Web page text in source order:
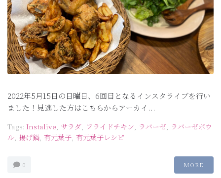
2022年5月15日の日曜日、6回目となるインスタライブを行い
ました！見逃した方はこちらからアーカイ...
Tags: Instalive, サラダ, フライドチキン, ラバーゼ, ラバーゼボウ
ル, 揚げ鍋, 有元葉子, 有元葉子レシピ
0 MORE